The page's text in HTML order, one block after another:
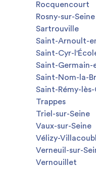
Rocquencourt
Rosny-sur-Seine
Sartrouville
Saint-Arnoult-
Saint-Cyr-
Saint-Germain-
Saint-Nom-la-
Saint-Rémy-
Trappes
Triel-sur-Seine
Vaux-sur-Seine
Vélizy-
Verneuil-sur-
Vernouillet